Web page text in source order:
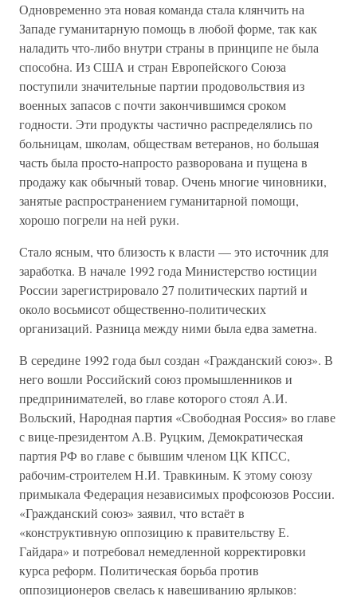
Одновременно эта новая команда стала клянчить на
Западе гуманитарную помощь в любой форме, так как
наладить что-либо внутри страны в принципе не была
способна. Из США и стран Европейского Союза
поступили значительные партии продовольствия из
военных запасов с почти закончившимся сроком
годности. Эти продукты частично распределялись по
больницам, школам, обществам ветеранов, но большая
часть была просто-напросто разворована и пущена в
продажу как обычный товар. Очень многие чиновники,
занятые распространением гуманитарной помощи,
хорошо погрели на ней руки.
Стало ясным, что близость к власти — это источник для
заработка. В начале 1992 года Министерство юстиции
России зарегистрировало 27 политических партий и
около восьмисот общественно-политических
организаций. Разница между ними была едва заметна.
В середине 1992 года был создан «Гражданский союз». В
него вошли Российский союз промышленников и
предпринимателей, во главе которого стоял А.И.
Вольский, Народная партия «Свободная Россия» во главе
с вице-президентом А.В. Руцким, Демократическая
партия РФ во главе с бывшим членом ЦК КПСС,
рабочим-строителем Н.И. Травкиным. К этому союзу
примыкала Федерация независимых профсоюзов России.
«Гражданский союз» заявил, что встаёт в
«конструктивную оппозицию к правительству Е.
Гайдара» и потребовал немедленной корректировки
курса реформ. Политическая борьба против
оппозиционеров свелась к навешиванию ярлыков: